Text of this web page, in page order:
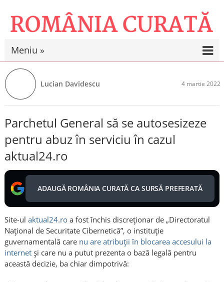
Meniu »
Lucian Davidescu 4 martie 2022
Parchetul General să se autosesizeze
pentru abuz în serviciu în cazul
aktual24.ro
ADAUGĂ ROMÂNIA CURATĂ CA SURSĂ PREFERATĂ
Site-ul aktual24.roa fost închis discreționar de „Directoratul
Național de Securitate Cibernetică”, o instituție
guvernamentală care nu are atribuții în blocarea accesului la
internetși care nu a putut prezenta o bază legală pentru
această decizie, ba chiar dimpotrivă: